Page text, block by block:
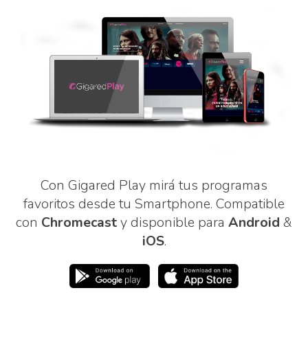
Con Gigared Play mirá tus programas
favoritos desde tu Smartphone. Compatible
con Chromecasty disponible para Android &
iOS.